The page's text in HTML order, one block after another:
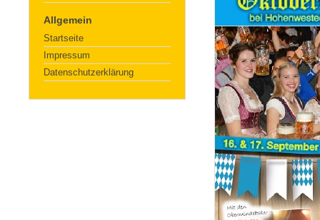
Allgemein
Startseite
Impressum
Datenschutzerklärung